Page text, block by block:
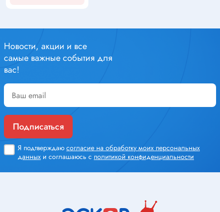
Новости, акции и все
самые важные события для
вас!
Подписаться
Я подтверждаю согласие на обработку моих персональных
данных и соглашаюсь с политикой конфиденциальности